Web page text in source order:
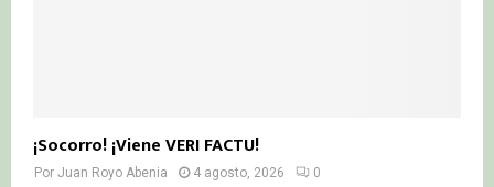
¡Socorro! ¡Viene VERI FACTU!
Por Juan Royo Abenia 4 agosto, 2026 0